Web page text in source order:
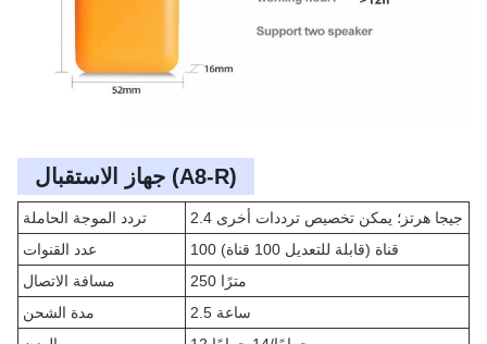
جهاز الاستقبال (A8-R)
تردد الموجة الحاملة
2.4 جيجا هرتز؛ يمكن تخصيص ترددات أخرى
عدد القنوات
100 قناة (قابلة للتعديل 100 قناة)
مسافة الاتصال
250 مترًا
مدة الشحن
2.5 ساعة